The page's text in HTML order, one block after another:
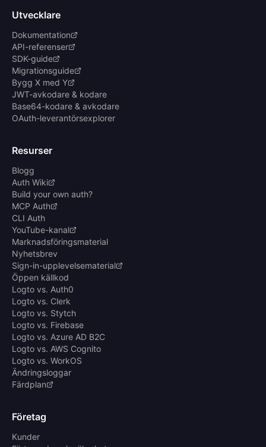
Utvecklare
Dokumentation
API-referenser
SDK-guide
Migrationsguide
Bygg X med Y
JWT-avkodare & kodare
Base64-kodare & avkodare
OAuth-leverantörsexplorer
Resurser
Blogg
Auth Wiki
Build your own auth?
MCP Auth
CLI Auth
YouTube-kanal
Marknadsföringsmaterial
Nyhetsbrev
Sign-in-upplevelsematerial
Öppen källkod
Logto vs. Auth0
Logto vs. Clerk
Logto vs. Stytch
Logto vs. Firebase
Logto vs. Azure AD B2C
Logto vs. AWS Cognito
Logto vs. WorkOS
Ändringsloggar
Färdplan
Företag
Kunder